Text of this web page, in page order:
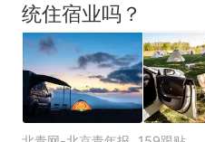
统住宿业吗？